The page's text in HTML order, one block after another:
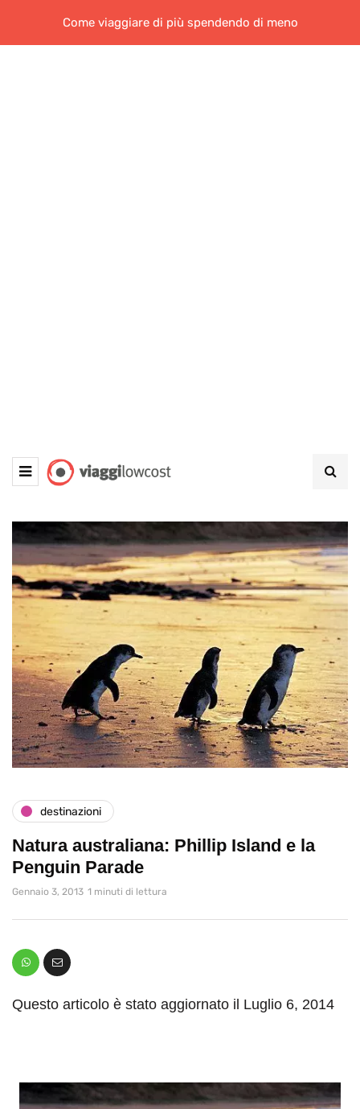
Come viaggiare di più spendendo di meno
destinazioni
Natura australiana: Phillip Island e la
Penguin Parade
Gennaio 3, 2013 1 minuti di lettura
Questo articolo è stato aggiornato il Luglio 6, 2014